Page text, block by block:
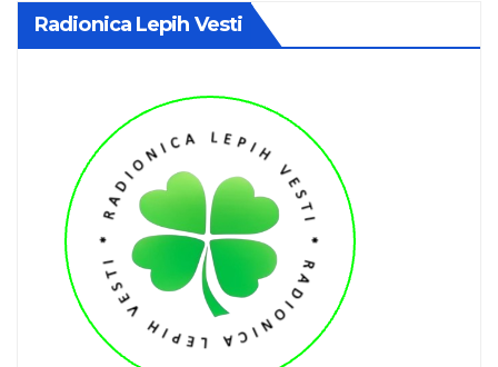
Radionica Lepih Vesti